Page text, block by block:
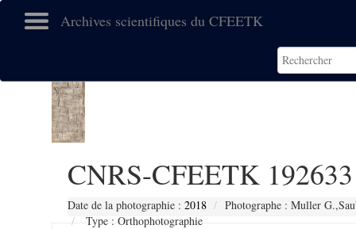
Archives scientifiques du CFEETK
CNRS-CFEETK 192633
Date de la photographie : 2018
Photographe : Muller
Type : Orthophotographie